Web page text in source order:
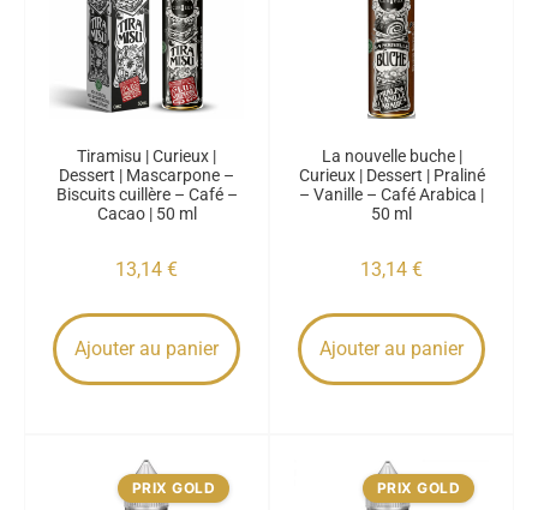
Tiramisu | Curieux |
Dessert | Mascarpone –
Biscuits cuillère – Café –
Cacao | 50 ml
13,14 €
Ajouter au panier
La nouvelle buche |
Curieux | Dessert | Praliné
– Vanille – Café Arabica |
50 ml
13,14 €
Ajouter au panier
PRIX GOLD PRIX GOLD